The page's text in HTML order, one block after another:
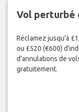
Vol perturbé
Réclamez jusqu'à
ou £520 (€600)
d'annulations de
gratuitement.